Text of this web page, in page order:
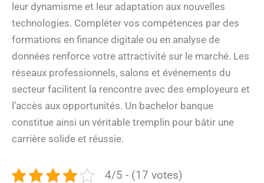
leur dynamisme et leur adaptation aux nouvelles
technologies. Compléter vos compétences par des
formations en finance digitale ou en analyse de
données renforce votre attractivité sur le marché. Les
réseaux professionnels, salons et événements du
secteur facilitent la rencontre avec des employeurs et
l’accès aux opportunités. Un bachelor banque
constitue ainsi un véritable tremplin pour bâtir une
carrière solide et réussie.
4/5 - (17 votes)